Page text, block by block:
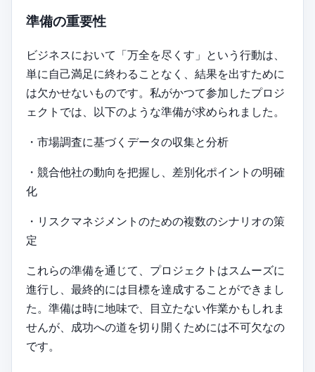
準備の重要性
ビジネスにおいて「万全を尽くす」という行動は、
単に自己満足に終わることなく、結果を出すために
は欠かせないものです。私がかつて参加したプロジ
ェクトでは、以下のような準備が求められました。
・市場調査に基づくデータの収集と分析
・競合他社の動向を把握し、差別化ポイントの明確
化
・リスクマネジメントのための複数のシナリオの策
定
これらの準備を通じて、プロジェクトはスムーズに
進行し、最終的には目標を達成することができまし
た。準備は時に地味で、目立たない作業かもしれま
せんが、成功への道を切り開くためには不可欠なの
です。